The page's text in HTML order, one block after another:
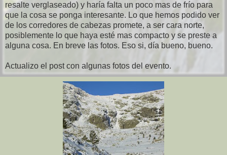
resalte verglaseado) y haría falta un poco mas de frío para
que la cosa se ponga interesante. Lo que hemos podido ver
de los corredores de cabezas promete, a ser cara norte,
posiblemente lo que haya esté mas compacto y se preste a
alguna cosa. En breve las fotos. Eso si, día bueno, bueno.
Actualizo el post con algunas fotos del evento.